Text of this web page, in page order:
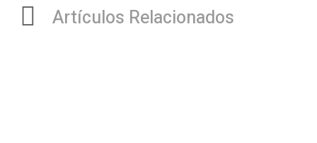
Artículos Relacionados